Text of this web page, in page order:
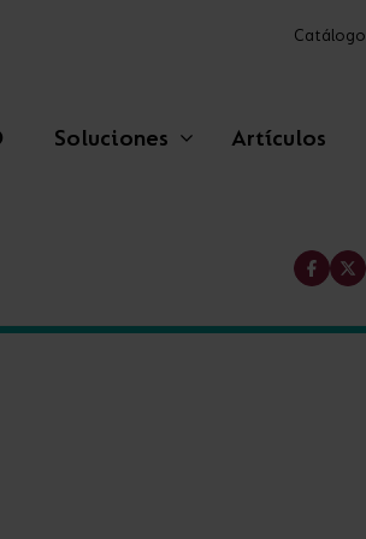
Catálogo
Soluciones Artículos
Share